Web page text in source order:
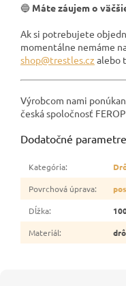
🔵 Máte záujem o
Ak si potrebujete
momentálne nemáme
shop@trestles.cz alebo
Výrobcom nami
česká spoločnosť
Dodatočné parametre
Kategória:
Povrchová úprava:
Dĺžka:
Materiál: